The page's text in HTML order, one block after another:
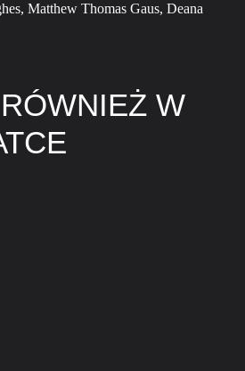
Matthew Thomas Gaus, Deana
W